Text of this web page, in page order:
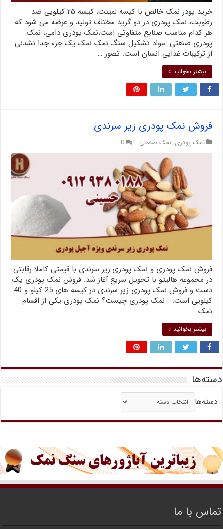
خرید پودر نمک خالص با کیسه لمینت، کیسه ۲۵ کیلویی ضد
رطوبت، نمک پودری در دو گرید مختلف تولید و عرضه می شود که
هر کدام مناسب صنایع متفاوتی است،نمک پودری دامی، نمک
پودری صنعتی. مواد تشکیل سنگ نمک نمک یک جزء جدا نشدنی
از ترکیبات غذایی انسان است. تصور …
بیشتر بخوانید »
فروش نمک پودری زیر سرندی
نمک پودری, نمک صنعتی 0
فروش نمک پودری و نمک پودری زیر سرندی با قیمتی کاملا رقابتی
در مجموعه هالیتو با تحویل سریع آغاز شد. فروش نمک پودری یک
دست و فروش نمک پودری زیر سرندی در کیسه های 25 کیلو و 40
کیلویی است. نمک پودری چیست؟ نمک پودری یکی از اقسام
نمک …
بیشتر بخوانید »
دسته‌ها
دسته‌ها
تماس با ما